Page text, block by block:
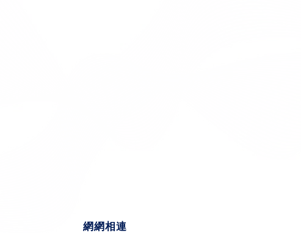
網網相連